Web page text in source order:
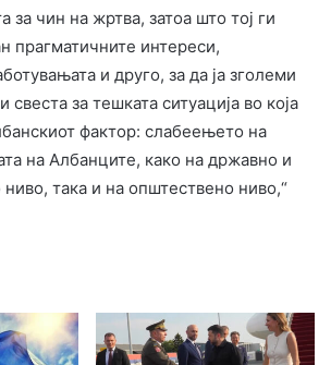
за чин на жртва, затоа што тој ги
прагматичните интереси,
и друго, за да ја зголеми
свеста за тешката ситуација во која
фактор: слабеењето на
на Албанците, како на државно и
така и на општествено ниво,“